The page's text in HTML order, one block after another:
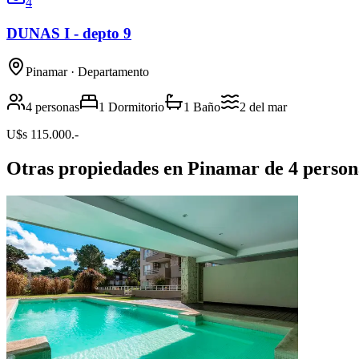
DUNAS I - depto 9
Pinamar· Departamento
4 personas 1 Dormitorio 1 Baño 2 del mar
U$s 115.000.-
Otras propiedades en Pinamar de 4